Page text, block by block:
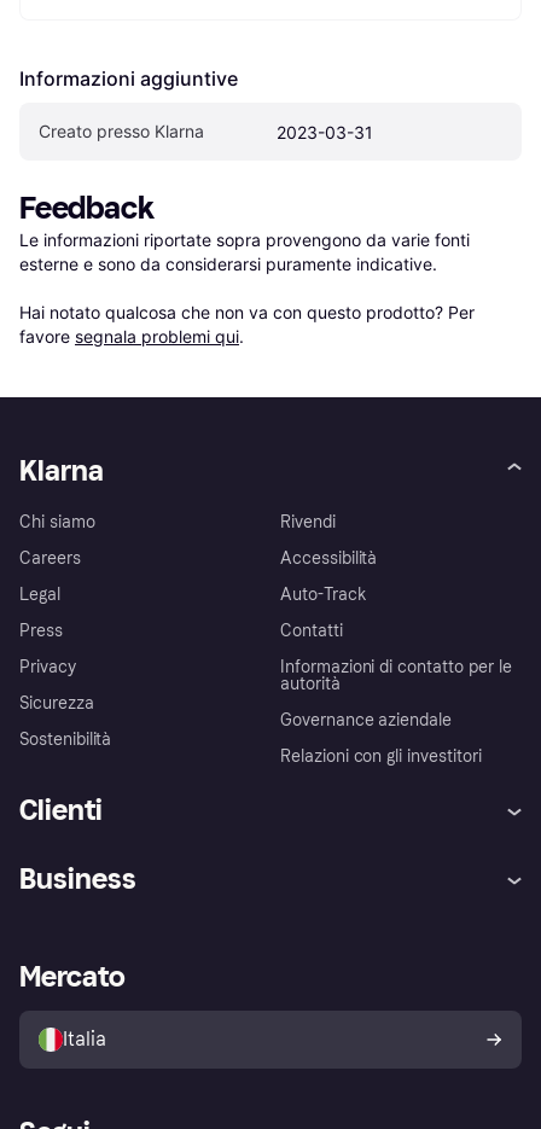
Informazioni aggiuntive
Creato presso Klarna 2023-03-31
Feedback
Le informazioni riportate sopra provengono da varie fonti
esterne e sono da considerarsi puramente indicative.
Hai notato qualcosa che non va con questo prodotto? Per
favore segnala problemi qui.
Klarna
Chi siamo
Careers
Legal
Press
Privacy
Sicurezza
Sostenibilità
Rivendi
Accessibilità
Auto-Track
Contatti
Informazioni di contatto per le
autorità
Governance aziendale
Relazioni con gli investitori
Clienti
Esplora i negozi
Politica di protezione
dell'acquirente Klarna
Business
Accesso aziende
Mercato
Italia